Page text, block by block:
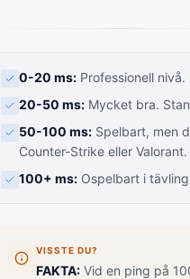
0-20 ms: Professionell
20-50 ms: Mycket bra.
50-100 ms: Spelbart, men
Counter-Strike eller Valorant.
100+ ms: Ospelbart i
VISSTE DU?
FAKTA: Vid en ping på